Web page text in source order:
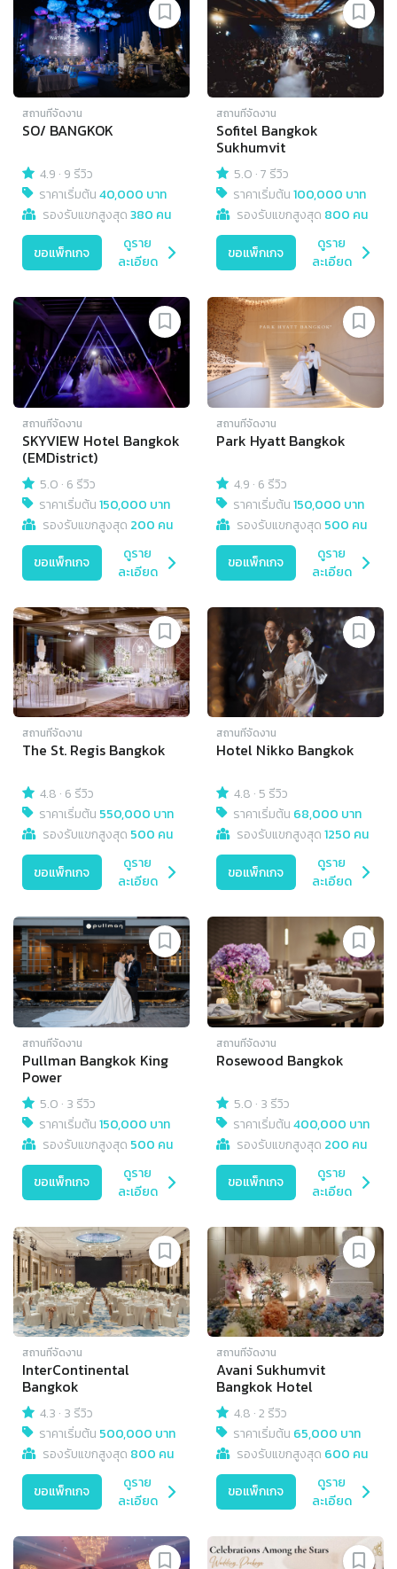
สถานที่จัดงาน
SO/ BANGKOK
4.9 · 9 รีวิว
ราคาเริ่มต้น40,000 บาท
รองรับแขกสูงสุด380 คน
ขอแพ็กเกจ
ดูราย
ละเอียด
สถานที่จัดงาน
Sofitel Bangkok
Sukhumvit
5.0 ·7 รีวิว
ราคาเริ่มต้น100,000 บาท
รองรับแขกสูงสุด 800 คน
ขอแพ็กเกจ
ดูราย
ละเอียด
สถานที่จัดงาน
SKYVIEW Hotel Bangkok
(EMDistrict)
5.0 · 6 รีวิว
ราคาเริ่มต้น150,000 บาท
รองรับแขกสูงสุด 200 คน
ขอแพ็กเกจ
ดูราย
ละเอียด
สถานที่จัดงาน
Park Hyatt Bangkok
4.9 · 6 รีวิว
ราคาเริ่มต้น150,000 บาท
รองรับแขกสูงสุด 500 คน
ขอแพ็กเกจ
ดูราย
ละเอียด
สถานที่จัดงาน
The St. Regis Bangkok
4.8 · 6 รีวิว
ราคาเริ่มต้น 550,000 บาท
รองรับแขกสูงสุด 500 คน
ขอแพ็กเกจ
ดูราย
ละเอียด
สถานที่จัดงาน
Hotel Nikko Bangkok
4.8 · 5 รีวิว
ราคาเริ่มต้น 68,000 บาท
รองรับแขกสูงสุด1250 คน
ขอแพ็กเกจ
ดูราย
ละเอียด
สถานที่จัดงาน
Pullman Bangkok King
Power
5.0 · 3 รีวิว
ราคาเริ่มต้น150,000 บาท
รองรับแขกสูงสุด 500 คน
ขอแพ็กเกจ
ดูราย
ละเอียด
สถานที่จัดงาน
Rosewood Bangkok
5.0 · 3 รีวิว
ราคาเริ่มต้น400,000 บาท
รองรับแขกสูงสุด 200 คน
ขอแพ็กเกจ
ดูราย
ละเอียด
สถานที่จัดงาน
InterContinental
Bangkok
4.3 · 3 รีวิว
ราคาเริ่มต้น 500,000 บาท
รองรับแขกสูงสุด 800 คน
ขอแพ็กเกจ
ดูราย
ละเอียด
สถานที่จัดงาน
Avani Sukhumvit
Bangkok Hotel
4.8 ·2 รีวิว
ราคาเริ่มต้น 65,000 บาท
รองรับแขกสูงสุด 600 คน
ขอแพ็กเกจ
ดูราย
ละเอียด